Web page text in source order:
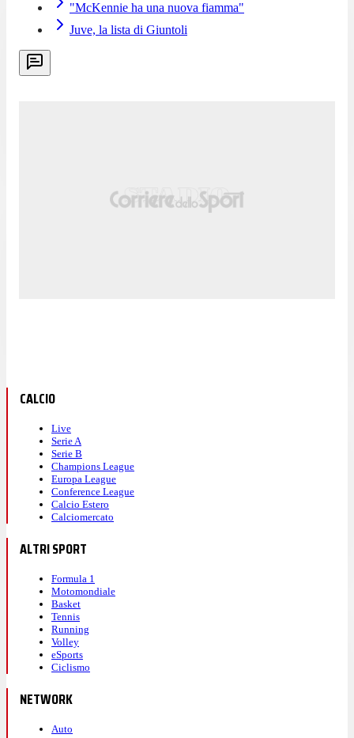
"McKennie ha una nuova fiamma"
Juve, la lista di Giuntoli
CALCIO
Live
Serie A
Serie B
Champions League
Europa League
Conference League
Calcio Estero
Calciomercato
ALTRI SPORT
Formula 1
Motomondiale
Basket
Tennis
Running
Volley
eSports
Ciclismo
NETWORK
Auto